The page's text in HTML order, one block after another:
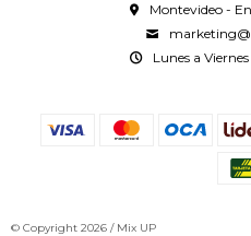
Montevideo -
Lunes a
© Copyright 2026 / Mix UP